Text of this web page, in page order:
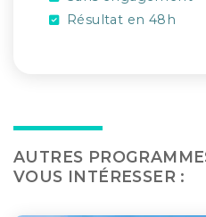
Résultat en 48h
AUTRES
VOUS INTÉRESSER :